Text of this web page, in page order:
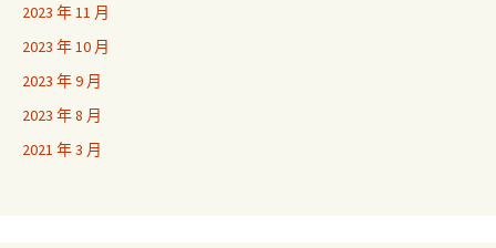
2023 年 11 月
2023 年 10 月
2023 年 9 月
2023 年 8 月
2021 年 3 月